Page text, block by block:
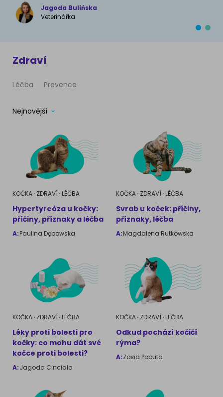
Štěně v domě
Dalmatín
Zlatý retrívr
Německý ovčák
Atlas psů
Příslušenství pro kočky
Ragdoll
Britská krátkosrstá kočka
Bengálská kočka
Jagoda Bulińska
Veterinářka
Zdraví
Léčba Prevence
Nejnovější
KOČKA ZDRAVÍ LÉČBA
Hypertyreóza u kočky:
příčiny, příznaky a léčba
A:Paulina Dębowska
KOČKA ZDRAVÍ LÉČBA
Svrab u koček: příčiny,
příznaky, léčba
A:Magdalena Rutkowska
KOČKA ZDRAVÍ LÉČBA
Léky proti bolesti pro
kočky: co mohu dát své
kočce proti bolesti?
A:Jagoda Cinciała
KOČKA ZDRAVÍ LÉČBA
Odkud pochází kočičí
rýma?
A:Zosia Pobuta